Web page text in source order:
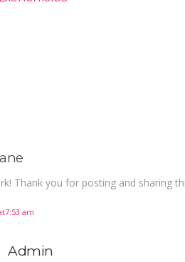
Thank you for posting and sharing
am
Admin